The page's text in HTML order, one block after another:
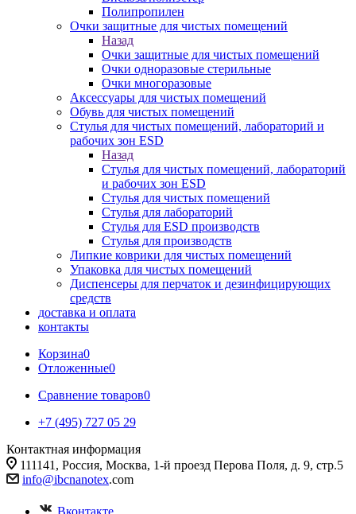
Полипропилен
Очки защитные для чистых помещений
Назад
Очки защитные для чистых помещений
Очки одноразовые стерильные
Очки многоразовые
Аксессуары для чистых помещений
Обувь для чистых помещений
Стулья для чистых помещений, лабораторий и
рабочих зон ESD
Назад
Стулья для чистых помещений, лабораторий
и рабочих зон ESD
Стулья для чистых помещений
Стулья для лабораторий
Стулья для ESD производств
Стулья для производств
Липкие коврики для чистых помещений
Упаковка для чистых помещений
Диспенсеры для перчаток и дезинфицирующих
средств
доставка и оплата
контакты
Корзина0
Отложенные0
Сравнение товаров0
+7 (495) 727 05 29
Контактная информация
111141, Россия, Москва, 1-й проезд Перова Поля, д. 9, стр.5
info@ibcnanotex.com
Вконтакте